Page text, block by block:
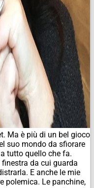
Ma è più di un bel gioco
suo mondo da sfiorare
tutto quello che fa.
da cui guarda
E anche le mie
polemica. Le panchine,